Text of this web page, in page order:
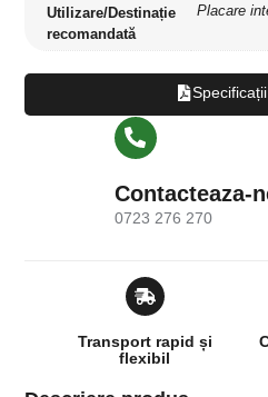
Utilizare/Destinație
recomandată
Placare
Contacteaza-
0723 276 270
Transport rapid și
flexibil